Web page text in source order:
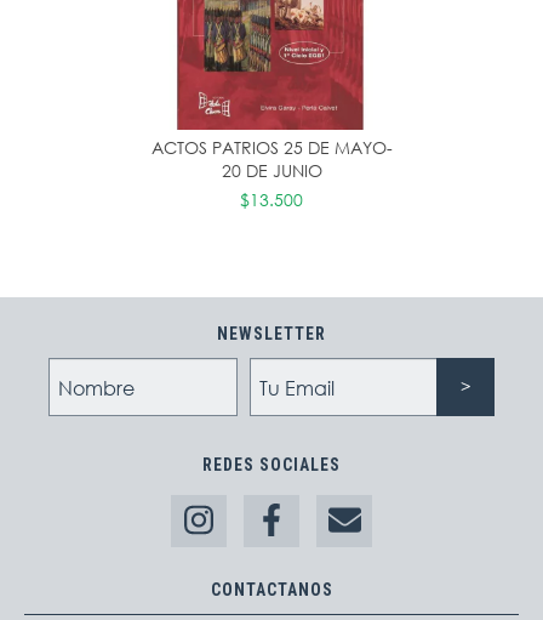
ACTOS PATRIOS 25 DE MAYO-
20 DE JUNIO
$13.500
NEWSLETTER
REDES SOCIALES
CONTACTANOS